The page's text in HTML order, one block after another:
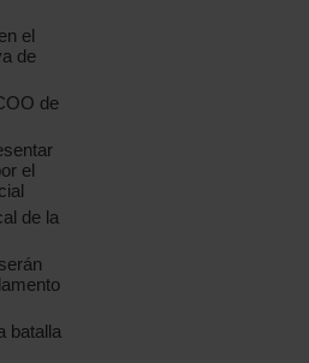
el
de
de
el
de la
batalla